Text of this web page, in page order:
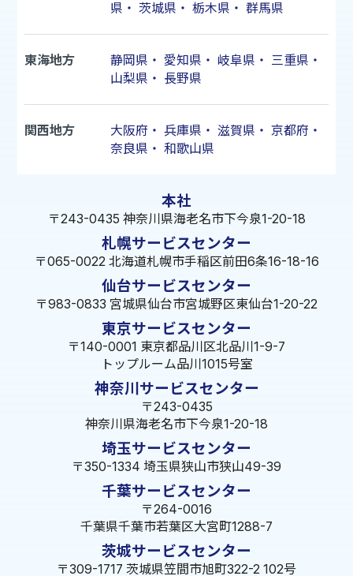
県 ・ 茨城県 ・ 栃木県 ・ 群馬県
東海地方 静岡県 ・ 愛知県 ・ 岐阜県 ・ 三重県 ・
山梨県 ・ 長野県
関西地方 大阪府 ・ 兵庫県 ・ 滋賀県 ・ 京都府 ・
奈良県 ・ 和歌山県
本社
〒243-0435 神奈川県海老名市下今泉1-20-18
札幌サービスセンター
〒065-0022 北海道札幌市手稲区前田6条16-18-16
仙台サービスセンター
〒983-0833 宮城県仙台市宮城野区東仙台1-20-22
東京サービスセンター
〒140-0001 東京都品川区北品川1-9-7
トップルーム品川1015号室
神奈川サービスセンター
〒243-0435
神奈川県海老名市下今泉1-20-18
埼玉サービスセンター
〒350-1334 埼玉県狭山市狭山49-39
千葉サービスセンター
〒264-0016
千葉県千葉市若葉区大宮町1288-7
茨城サービスセンター
〒309-1717 茨城県笠間市旭町322-2 102号